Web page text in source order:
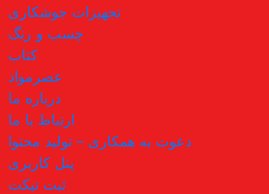
تجهیزات جوشکاری
چسب و رنگ
کتاب
عصرمواد
درباره ما
ارتباط با ما
دعوت به همکاری – تولید محتوا
پنل کاربری
ثبت تیکت